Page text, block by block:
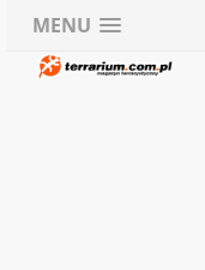
MENU